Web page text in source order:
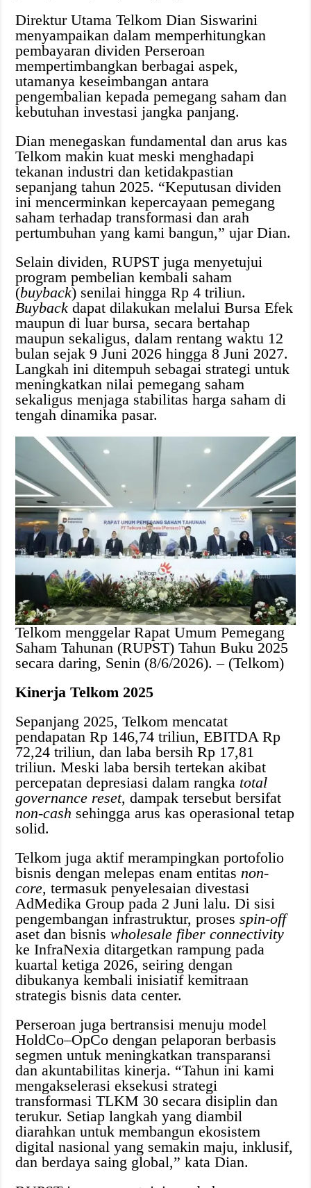
Direktur Utama Telkom Dian Siswarini
menyampaikan dalam memperhitungkan
pembayaran dividen Perseroan
mempertimbangkan berbagai aspek,
utamanya keseimbangan antara
pengembalian kepada pemegang saham dan
kebutuhan investasi jangka panjang.
Dian menegaskan fundamental dan arus kas
Telkom makin kuat meski menghadapi
tekanan industri dan ketidakpastian
sepanjang tahun 2025. “Keputusan dividen
ini mencerminkan kepercayaan pemegang
saham terhadap transformasi dan arah
pertumbuhan yang kami bangun,” ujar Dian.
Selain dividen, RUPST juga menyetujui
program pembelian kembali saham
(buyback) senilai hingga Rp 4 triliun.
Buyback dapat dilakukan melalui Bursa Efek
maupun di luar bursa, secara bertahap
maupun sekaligus, dalam rentang waktu 12
bulan sejak 9 Juni 2026 hingga 8 Juni 2027.
Langkah ini ditempuh sebagai strategi untuk
meningkatkan nilai pemegang saham
sekaligus menjaga stabilitas harga saham di
tengah dinamika pasar.
Telkom menggelar Rapat Umum Pemegang
Saham Tahunan (RUPST) Tahun Buku 2025
secara daring, Senin (8/6/2026). – (Telkom)
Kinerja Telkom 2025
Sepanjang 2025, Telkom mencatat
pendapatan Rp 146,74 triliun, EBITDA Rp
72,24 triliun, dan laba bersih Rp 17,81
triliun. Meski laba bersih tertekan akibat
percepatan depresiasi dalam rangka total
governance reset, dampak tersebut bersifat
non-cash sehingga arus kas operasional tetap
solid.
Telkom juga aktif merampingkan portofolio
bisnis dengan melepas enam entitas non-
core, termasuk penyelesaian divestasi
AdMedika Group pada 2 Juni lalu. Di sisi
pengembangan infrastruktur, prosesspin-off
aset dan bisniswholesale fiber connectivity
ke InfraNexia ditargetkan rampung pada
kuartal ketiga 2026, seiring dengan
dibukanya kembali inisiatif kemitraan
strategis bisnis data center.
Perseroan juga bertransisi menuju model
HoldCo–OpCo dengan pelaporan berbasis
segmen untuk meningkatkan transparansi
dan akuntabilitas kinerja. “Tahun ini kami
mengakselerasi eksekusi strategi
transformasi TLKM 30 secara disiplin dan
terukur. Setiap langkah yang diambil
diarahkan untuk membangun ekosistem
digital nasional yang semakin maju, inklusif,
dan berdaya saing global,” kata Dian.